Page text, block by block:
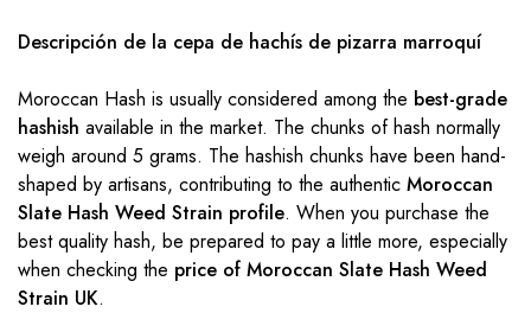
Descripción de la cepa de hachís de pizarra marroquí
Moroccan Hash is usually considered among the best-grade
hashish available in the market. The chunks of hash normally
weigh around 5 grams. The hashish chunks have been hand-
shaped by artisans, contributing to the authentic Moroccan
Slate Hash Weed Strain profile. When you purchase the
best quality hash, be prepared to pay a little more, especially
when checking the price of Moroccan Slate Hash Weed
Strain UK.